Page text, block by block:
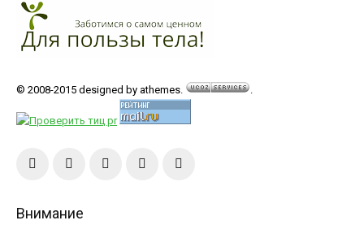
© 2008-2015 designed by athemes. .
Внимание